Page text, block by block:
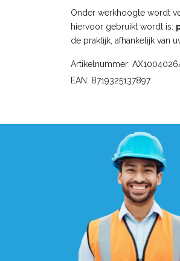
Onder werkhoogte wordt
hiervoor gebruikt wordt is:
de praktijk, afhankelijk van
Artikelnummer:
EAN: 8719325137897